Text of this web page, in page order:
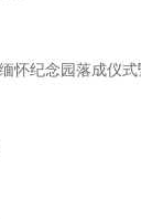
纪念园落成仪式